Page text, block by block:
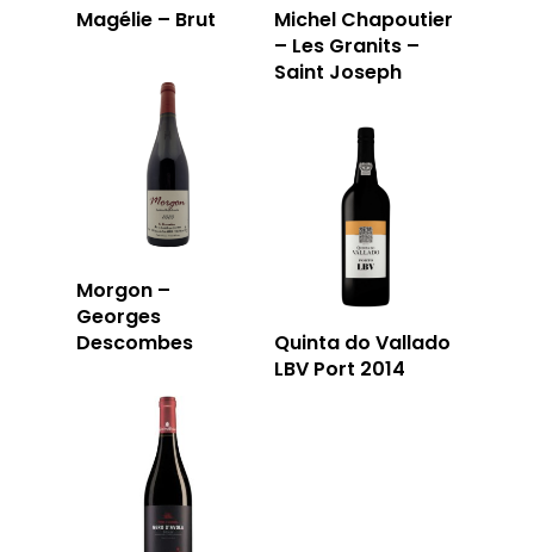
Magélie – Brut
Michel Chapoutier
– Les Granits –
Saint Joseph
Morgon –
Georges
Descombes
Quinta do Vallado
LBV Port 2014